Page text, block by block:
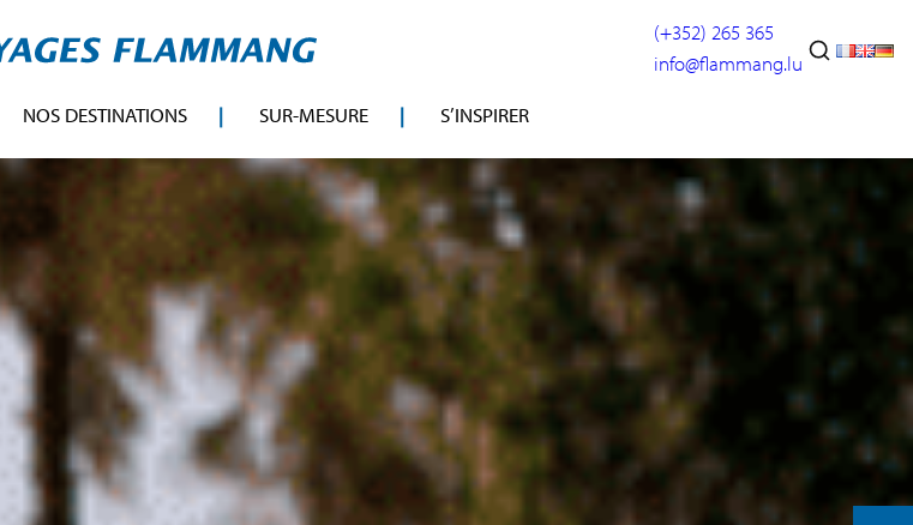
(+352) 265 365
info@flammang.lu
NOS DESTINATIONS SUR-MESURE S’INSPIRER